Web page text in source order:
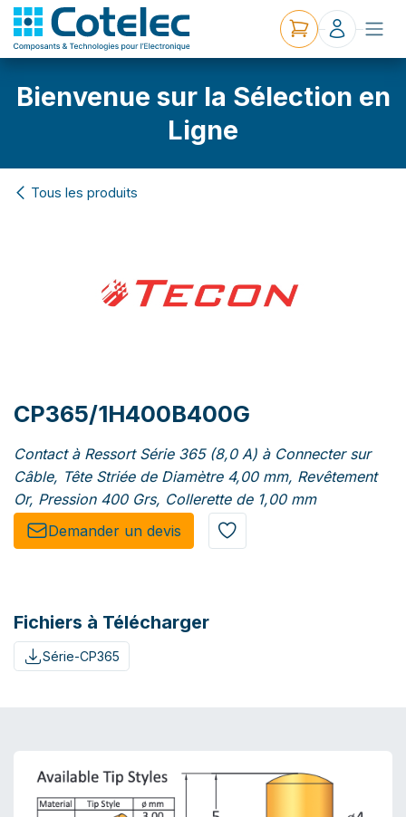
Bienvenue sur la Sélection en
Ligne
Tous les produits
CP365/1H400B400G
Contact à Ressort Série 365 (8,0 A) à Connecter sur
Câble, Tête Striée de Diamètre 4,00 mm, Revêtement
Or, Pression 400 Grs, Collerette de 1,00 mm
Demander un de​​vis​​
Fichiers à Télécharger
Série-CP365